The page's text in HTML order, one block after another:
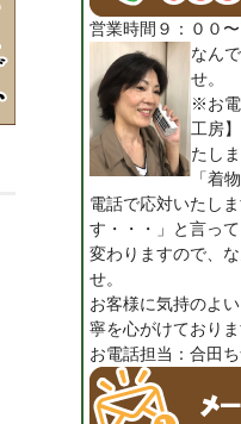
営業時間９：００
なん
せ。
※お電
工房
たしま
「着
電話で応対いたし
す・・・」と言っ
変わりますので、
せ。
お客様に気持のよ
寧を心がけておりま
お電話担当：合田